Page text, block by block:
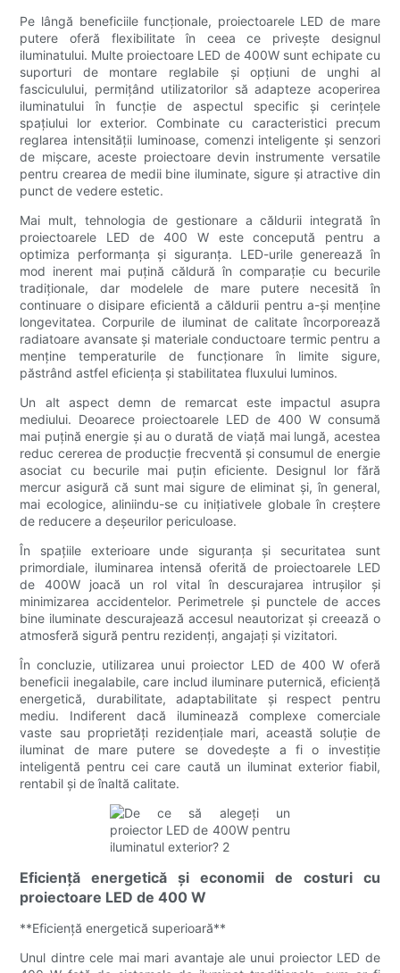
Pe lângă beneficiile funcționale, proiectoarele LED de mare
putere oferă flexibilitate în ceea ce privește designul
iluminatului. Multe proiectoare LED de 400W sunt echipate cu
suporturi de montare reglabile și opțiuni de unghi al
fasciculului, permițând utilizatorilor să adapteze acoperirea
iluminatului în funcție de aspectul specific și cerințele
spațiului lor exterior. Combinate cu caracteristici precum
reglarea intensității luminoase, comenzi inteligente și senzori
de mișcare, aceste proiectoare devin instrumente versatile
pentru crearea de medii bine iluminate, sigure și atractive din
punct de vedere estetic.
Mai mult, tehnologia de gestionare a căldurii integrată în
proiectoarele LED de 400 W este concepută pentru a
optimiza performanța și siguranța. LED-urile generează în
mod inerent mai puțină căldură în comparație cu becurile
tradiționale, dar modelele de mare putere necesită în
continuare o disipare eficientă a căldurii pentru a-și menține
longevitatea. Corpurile de iluminat de calitate încorporează
radiatoare avansate și materiale conductoare termic pentru a
menține temperaturile de funcționare în limite sigure,
păstrând astfel eficiența și stabilitatea fluxului luminos.
Un alt aspect demn de remarcat este impactul asupra
mediului. Deoarece proiectoarele LED de 400 W consumă
mai puțină energie și au o durată de viață mai lungă, acestea
reduc cererea de producție frecventă și consumul de energie
asociat cu becurile mai puțin eficiente. Designul lor fără
mercur asigură că sunt mai sigure de eliminat și, în general,
mai ecologice, aliniindu-se cu inițiativele globale în creștere
de reducere a deșeurilor periculoase.
În spațiile exterioare unde siguranța și securitatea sunt
primordiale, iluminarea intensă oferită de proiectoarele LED
de 400W joacă un rol vital în descurajarea intrușilor și
minimizarea accidentelor. Perimetrele și punctele de acces
bine iluminate descurajează accesul neautorizat și creează o
atmosferă sigură pentru rezidenți, angajați și vizitatori.
În concluzie, utilizarea unui proiector LED de 400 W oferă
beneficii inegalabile, care includ iluminare puternică, eficiență
energetică, durabilitate, adaptabilitate și respect pentru
mediu. Indiferent dacă iluminează complexe comerciale
vaste sau proprietăți rezidențiale mari, această soluție de
iluminat de mare putere se dovedește a fi o investiție
inteligentă pentru cei care caută un iluminat exterior fiabil,
rentabil și de înaltă calitate.
Eficiență energetică și economii de costuri cu
proiectoare LED de 400 W
**Eficiență energetică superioară**
Unul dintre cele mai mari avantaje ale unui proiector LED de